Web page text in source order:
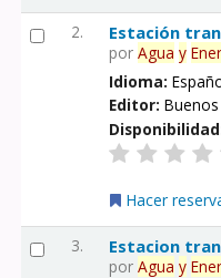
2. Estación
porAgua y
Idioma:
Editor:
Hacer
3. Estacion
porAgua y